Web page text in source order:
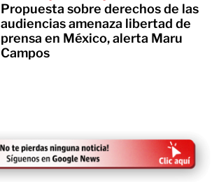
Propuesta sobre derechos de las
audiencias amenaza libertad de
prensa en México, alerta Maru
Campos